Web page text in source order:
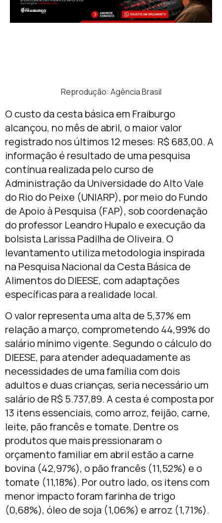
Reprodução: Agência Brasil
O custo da cesta básica em Fraiburgo
alcançou, no mês de abril, o maior valor
registrado nos últimos 12 meses: R$ 683,00. A
informação é resultado de uma pesquisa
contínua realizada pelo curso de
Administração da Universidade do Alto Vale
do Rio do Peixe (UNIARP), por meio do Fundo
de Apoio à Pesquisa (FAP), sob coordenação
do professor Leandro Hupalo e execução da
bolsista Larissa Padilha de Oliveira. O
levantamento utiliza metodologia inspirada
na Pesquisa Nacional da Cesta Básica de
Alimentos do DIEESE, com adaptações
específicas para a realidade local.
O valor representa uma alta de 5,37% em
relação a março, comprometendo 44,99% do
salário mínimo vigente. Segundo o cálculo do
DIEESE, para atender adequadamente as
necessidades de uma família com dois
adultos e duas crianças, seria necessário um
salário de R$ 5.737,89. A cesta é composta por
13 itens essenciais, como arroz, feijão, carne,
leite, pão francês e tomate. Dentre os
produtos que mais pressionaram o
orçamento familiar em abril estão a carne
bovina (42,97%), o pão francês (11,52%) e o
tomate (11,18%). Por outro lado, os itens com
menor impacto foram farinha de trigo
(0,68%), óleo de soja (1,06%) e arroz (1,71%).